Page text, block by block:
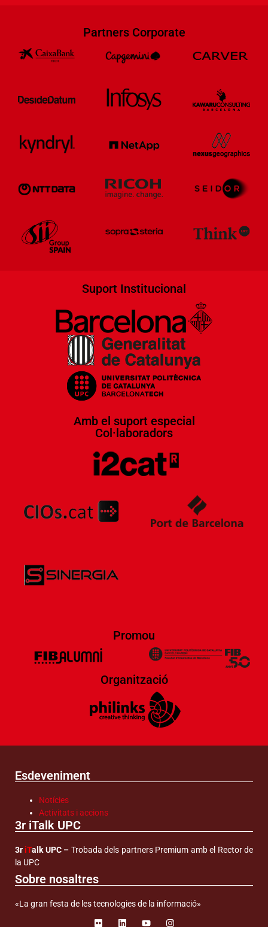
Partners Corporate
Suport Institucional
Amb el suport especial
Col·laboradors​
Promou
Organització
Esdeveniment
Notícies
Activitats i accions
3r iTalk UPC
3r iTalk UPC – Trobada dels partners Premium amb el Rector de
la UPC
Sobre nosaltres
«La gran festa de les tecnologies de la informació»